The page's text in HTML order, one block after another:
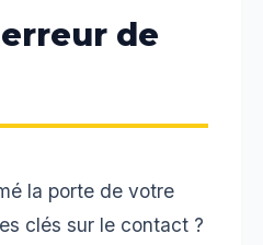
de
la porte de votre
clés sur le contact ?